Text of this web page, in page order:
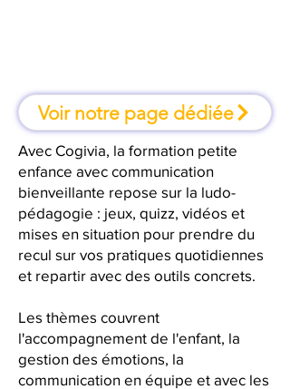
Voir notre page dédiée
Avec Cogivia, la formation petite
enfance avec communication
bienveillante repose sur la ludo-
pédagogie : jeux, quizz, vidéos et
mises en situation pour prendre du
recul sur vos pratiques quotidiennes
et repartir avec des outils concrets.
Les thèmes couvrent
l'accompagnement de l'enfant, la
gestion des émotions, la
communication en équipe et avec les